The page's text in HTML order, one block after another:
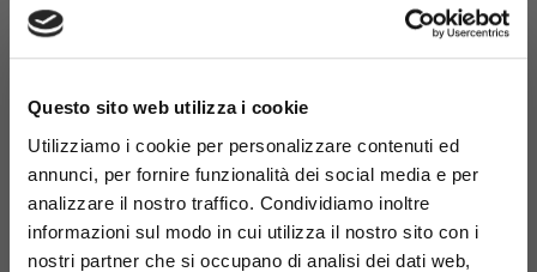
Questo sito web utilizza i cookie
Utilizziamo i cookie per personalizzare contenuti ed
annunci, per fornire funzionalità dei social media e per
analizzare il nostro traffico. Condividiamo inoltre
informazioni sul modo in cui utilizza il nostro sito con i
nostri partner che si occupano di analisi dei dati web,
Cestino
Diapason tris
antiterrorismo
G507